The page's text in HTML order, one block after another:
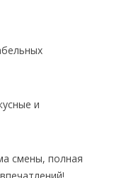
и
смены, полная